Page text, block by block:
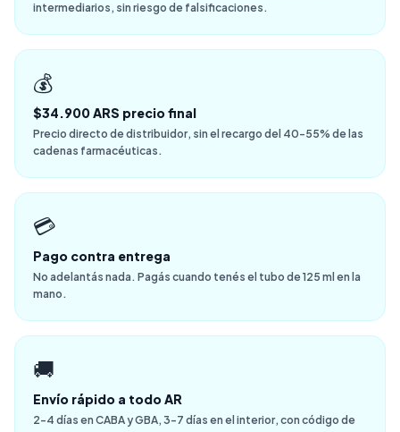
intermediarios, sin riesgo de falsificaciones.
💰
$34.900 ARS precio final
Precio directo de distribuidor, sin el recargo del 40-55% de las
cadenas farmacéuticas.
💳
Pago contra entrega
No adelantás nada. Pagás cuando tenés el tubo de 125 ml en la
mano.
🚚
Envío rápido a todo AR
2-4 días en CABA y GBA, 3-7 días en el interior, con código de